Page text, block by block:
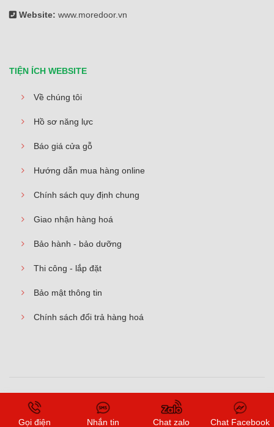
Website: www.moredoor.vn
TIỆN ÍCH WEBSITE
Về chúng tôi
Hồ sơ năng lực
Báo giá cửa gỗ
Hướng dẫn mua hàng online
Chính sách quy định chung
Giao nhận hàng hoá
Bảo hành - bảo dưỡng
Thi công - lắp đặt
Bảo mật thông tin
Chính sách đổi trả hàng hoá
© 2026Cửa gỗ công nghiệp – cửa nhựa cao cấp – cửa chống
cháy. All rights reserved
Gọi điện Nhắn tin Chat zalo Chat Facebook